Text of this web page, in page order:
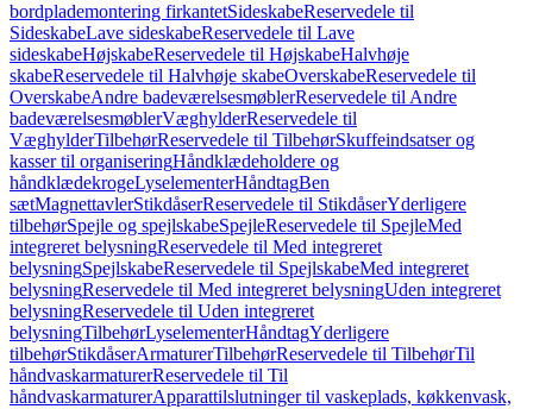
bordplademontering firkantetSideskabeReservedele til
SideskabeLave sideskabeReservedele til Lave
sideskabeHøjskabeReservedele til HøjskabeHalvhøje
skabeReservedele til Halvhøje skabeOverskabeReservedele til
OverskabeAndre badeværelsesmøblerReservedele til Andre
badeværelsesmøblerVæghylderReservedele til
VæghylderTilbehørReservedele til TilbehørSkuffeindsatser og
kasser til organiseringHåndklædeholdere og
håndklædekrogeLyselementerHåndtagBen
sætMagnettavlerStikdåserReservedele til StikdåserYderligere
tilbehørSpejle og spejlskabeSpejleReservedele til SpejleMed
integreret belysningReservedele til Med integreret
belysningSpejlskabeReservedele til SpejlskabeMed integreret
belysningReservedele til Med integreret belysningUden integreret
belysningReservedele til Uden integreret
belysningTilbehørLyselementerHåndtagYderligere
tilbehørStikdåserArmaturerTilbehørReservedele til TilbehørTil
håndvaskarmaturerReservedele til Til
håndvaskarmaturerApparattilslutninger til vaskeplads, køkkenvask,